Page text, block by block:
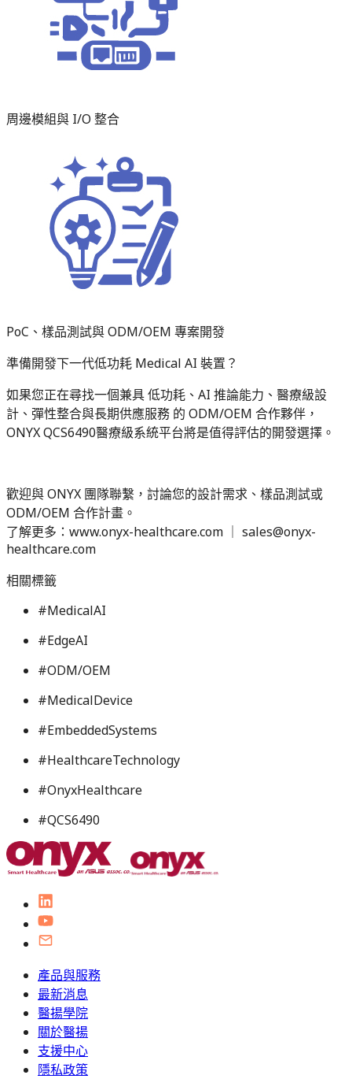
周邊模組與 I/O 整合
PoC、樣品測試與 ODM/OEM 專案開發
準備開發下一代低功耗 Medical AI 裝置？
如果您正在尋找一個兼具 低功耗、AI 推論能力、醫療級設
計、彈性整合與長期供應服務 的 ODM/OEM 合作夥伴，
ONYX QCS6490醫療級系統平台將是值得評估的開發選擇。
歡迎與 ONYX 團隊聯繫，討論您的設計需求、樣品測試或
ODM/OEM 合作計畫。
了解更多：www.onyx-healthcare.com ｜ sales@onyx-
healthcare.com
相關標籤
#MedicalAI
#EdgeAI
#ODM/OEM
#MedicalDevice
#EmbeddedSystems
#HealthcareTechnology
#OnyxHealthcare
#QCS6490
產品與服務
最新消息
醫揚學院
關於醫揚
支援中心
隱私政策